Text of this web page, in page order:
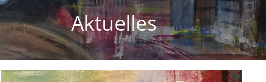
Aktuelles